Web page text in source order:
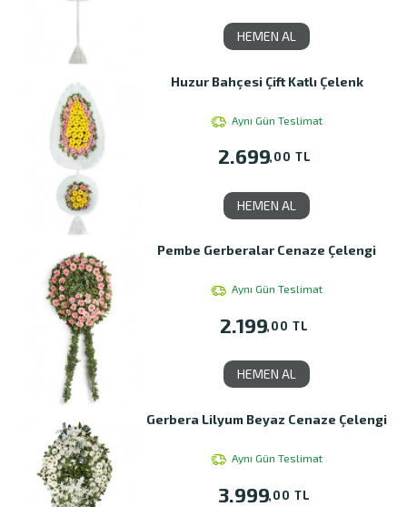
HEMEN AL
Huzur Bahçesi Çift Katlı Çelenk
Aynı Gün Teslimat
2.699,00 TL
HEMEN AL
Pembe Gerberalar Cenaze Çelengi
Aynı Gün Teslimat
2.199,00 TL
HEMEN AL
Gerbera Lilyum Beyaz Cenaze Çelengi
Aynı Gün Teslimat
3.999,00 TL